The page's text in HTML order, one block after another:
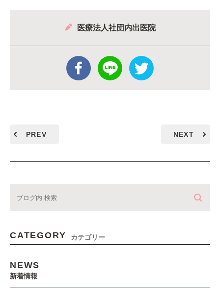
医療法人社団内出医院
PREV NEXT
CATEGORY カテゴリー
NEWS
新着情報